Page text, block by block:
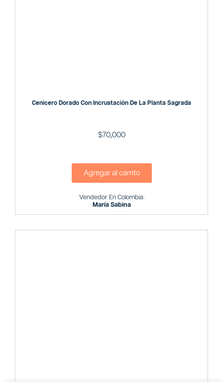
Cenicero Dorado Con Incrustación De La Planta Sagrada
$ 70,000
Agregar al carrito
Vendedor En Colombia:
María Sabina